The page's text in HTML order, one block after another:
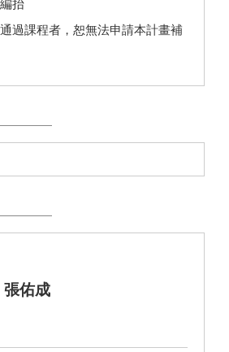
抬
過課程者，恕無法申請本計畫補
張佑成